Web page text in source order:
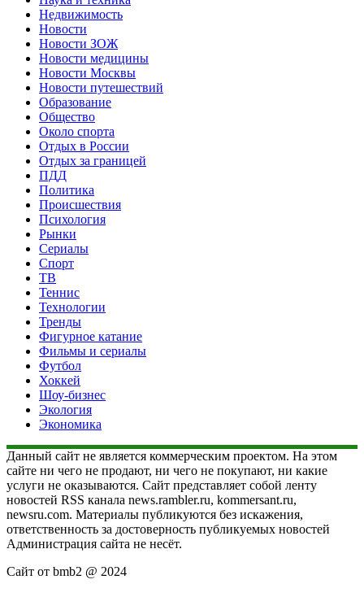
Недвижимость
Новости
Новости ЗОЖ
Новости медицины
Новости Москвы
Новости путешествий
Образование
Общество
Около спорта
Отдых в России
Отдых за границей
ПДД
Политика
Происшествия
Психология
Рынки
Сериалы
Спорт
ТВ
Теннис
Технологии
Тренды
Фигурное катание
Фильмы и сериалы
Футбол
Хоккей
Шоу-бизнес
Экология
Экономика
Данный сайт не является коммерческим проектом. На этом
сайте ни чего не продают, ни чего не покупают, ни какие
услуги не оказываются. Сайт представляет собой ленту
новостей RSS канала news.rambler.ru, kommersant.ru,
newsru.com. Материалы публикуются без искажения,
ответственность за достоверность публикуемых новостей
Администрация сайта не несёт.
Сайт от bmb2 @ 2024